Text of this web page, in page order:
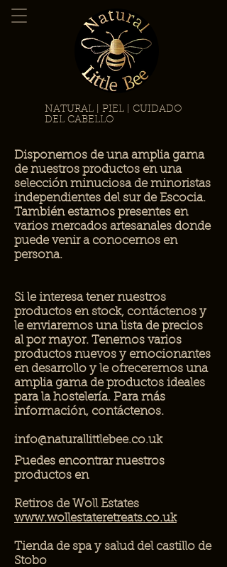
NATURAL | PIEL | CUIDADO
DEL CABELLO
Disponemos de una amplia gama
de nuestros productos en una
selección minuciosa de minoristas
independientes del sur de Escocia.
También estamos presentes en
varios mercados artesanales donde
puede venir a conocernos en
persona.
Si le interesa tener nuestros
productos en stock, contáctenos y
le enviaremos una lista de precios
al por mayor. Tenemos varios
productos nuevos y emocionantes
en desarrollo y le ofreceremos una
amplia gama de productos ideales
para la hostelería. Para más
información, contáctenos.
info@naturallittlebee.co.uk
Puedes encontrar nuestros
productos en
Retiros de Woll Estates
www.wollestateretreats.co.uk
Tienda de spa y salud del castillo de
Stobo